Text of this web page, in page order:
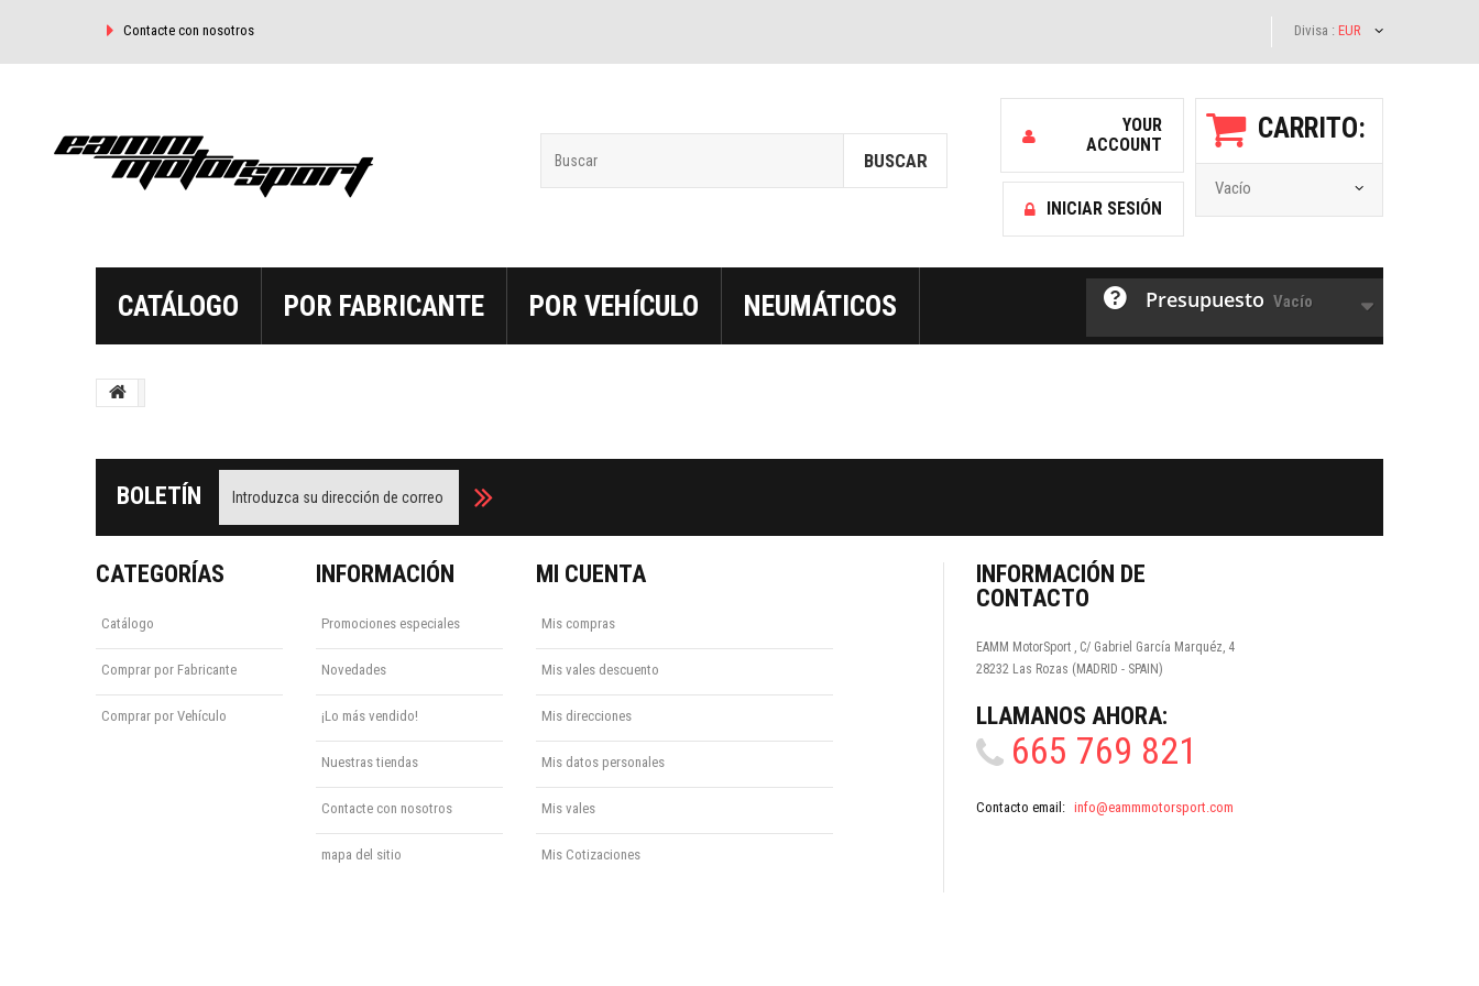
Divisa : EUR
Contacte con nosotros
CARRITO:
Vacío
YOUR
ACCOUNT
INICIAR SESIÓN
BUSCAR
CATÁLOGO POR FABRICANTE POR VEHÍCULO NEUMÁTICOS Presupuesto Vacío
BOLETÍN
CATEGORÍAS
Catálogo
Comprar por Fabricante
Comprar por Vehículo
INFORMACIÓN
Promociones especiales
Novedades
¡Lo más vendido!
Nuestras tiendas
Contacte con nosotros
mapa del sitio
MI CUENTA
Mis compras
Mis vales descuento
Mis direcciones
Mis datos personales
Mis vales
Mis Cotizaciones
INFORMACIÓN DE
CONTACTO
EAMM MotorSport , C/ Gabriel García Marquéz, 4
28232 Las Rozas (MADRID - SPAIN)
LLÁMANOS AHORA:
665 769 821
Contacto email: info@eammmotorsport.com